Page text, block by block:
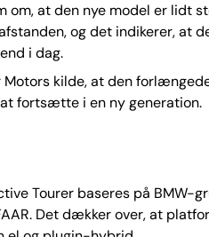
om, at den nye model er lidt
og det indikerer, at
i dag.
kilde, at den
fortsætte i en ny generation.
Tourer baseres på BMW-
Det dækker over, at